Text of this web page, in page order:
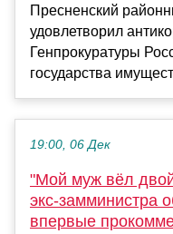
Пресненский
удовлетворил
Генпрокуратуры
государства
19:00, 06 Дек
"Мой муж вёл
экс-замминистра
впервые